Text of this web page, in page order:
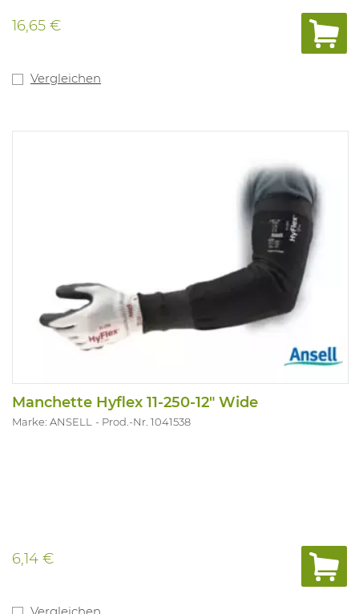
16,65 €
Vergleichen
Manchette Hyflex 11-250-12" Wide
Marke: ANSELL Prod.-Nr. 1041538
6,14 €
Vergleichen